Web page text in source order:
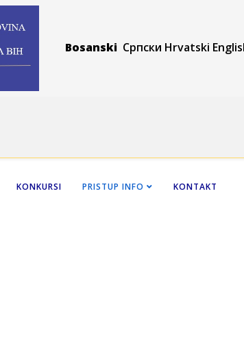
Bosanski Српски Hrvatski Engli
KONKURSI PRISTUP INFO KONTAKT